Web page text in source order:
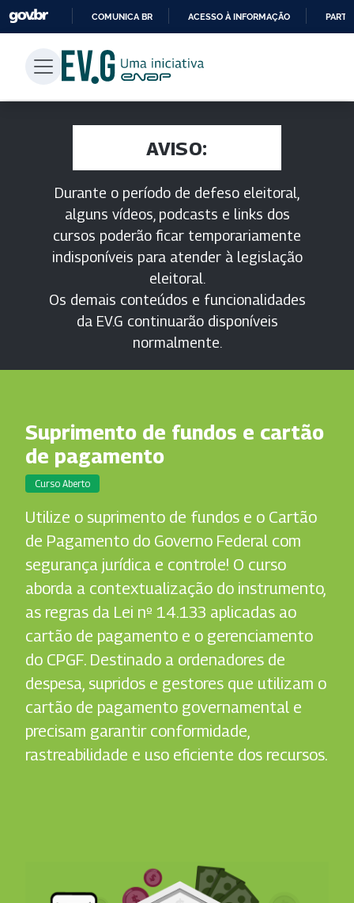
PARA
CONTEÚDO
COMUNICA BR ACESSO À INFORMAÇÃO
AVISO:
Durante o período de defeso eleitoral,
alguns vídeos, podcasts e links dos
cursos poderão ficar temporariamente
indisponíveis para atender à legislação
eleitoral.
Os demais conteúdos e funcionalidades
da EV.G continuarão disponíveis
normalmente.
Suprimento de fundos e cartão
de pagamento
Curso Aberto
Utilize o suprimento de fundos e o Cartão
de Pagamento do Governo Federal com
segurança jurídica e controle! O curso
aborda a contextualização do instrumento,
as regras da Lei nº 14.133 aplicadas ao
cartão de pagamento e o gerenciamento
do CPGF. Destinado a ordenadores de
despesa, supridos e gestores que utilizam o
cartão de pagamento governamental e
precisam garantir conformidade,
rastreabilidade e uso eficiente dos recursos.